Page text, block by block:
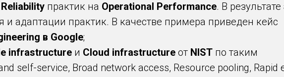
Reliability практик на Operational Performance. В
адаптации практик. В качестве примера приведен кейс
в Google;
infrastructure и Cloud infrastructure от NIST по таким
self-service, Broad network access, Resource pooling, Rapid